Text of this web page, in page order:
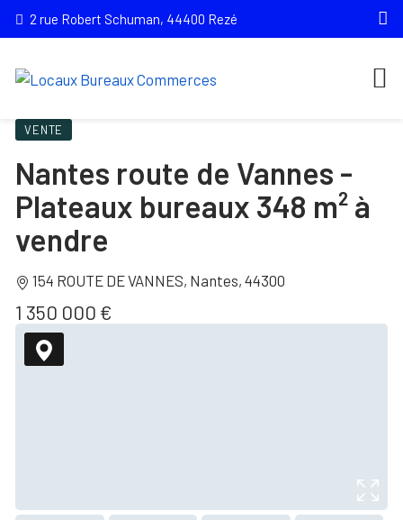
2 rue Robert Schuman, 44400 Rezé
VENTE
Nantes route de Vannes -
Plateaux bureaux 348 m² à
vendre
154 ROUTE DE VANNES, Nantes, 44300
1 350 000 €